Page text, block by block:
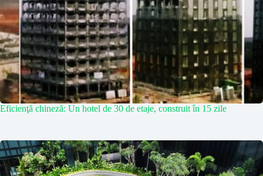
Eficienţă chineză: Un hotel de 30 de etaje, construit în 15 zile